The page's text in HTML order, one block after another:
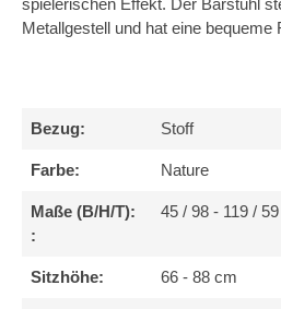
spielerischen Effekt. Der Barstuhl
Metallgestell und hat eine bequeme
Bezug: Stoff
Farbe: Nature
Maße (B/H/T):
:
45 / 98 - 119 /
Sitzhöhe: 66 - 88 cm